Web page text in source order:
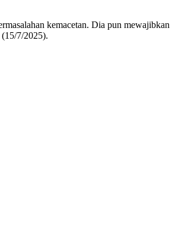
kemacetan. Dia pun mewajibkan
7/2025).